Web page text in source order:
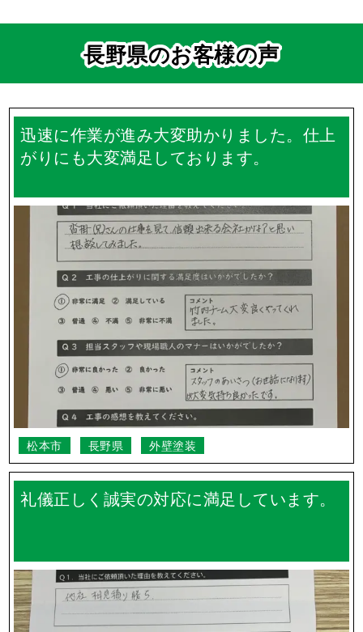
長野県のお客様の声
迅速に作業が進み大変助かりました。仕上
がりにも大変満足しております。
松本市 長野県 外壁塗装
礼儀正しく誠実の対応に満足しています。